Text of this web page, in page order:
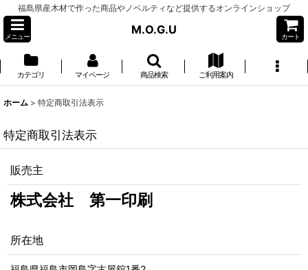
福島県産木材で作った商品やノベルティなど提供するオンラインショップ
メニュー
M.O.G.U
カート
カテゴリ マイページ 商品検索 ご利用案内
ホーム > 特定商取引法表示
特定商取引法表示
販売主
株式会社 第一印刷
所在地